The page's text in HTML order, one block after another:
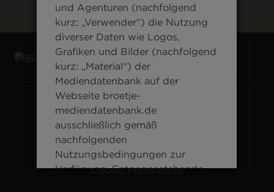
Impressum
Nutzungsbedingungen
Datenschutz
Cookie Preferences
und Agenturen (nachfolgend
kurz: „Verwender“) die Nutzung
diverser Daten wie Logos,
Grafiken und Bilder (nachfolgend
kurz: „Material“) der
Mediendatenbank auf der
Webseite broetje-
mediendatenbank.de
ausschließlich gemäß
nachfolgenden
Nutzungsbedingungen zur
Verfügung. Entgegenstehende